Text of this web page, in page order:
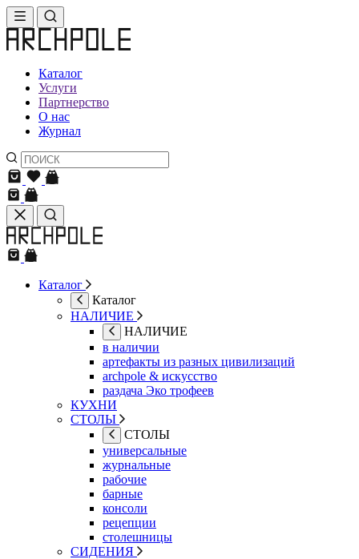
Каталог
Услуги
Партнерство
О нас
Журнал
Каталог
Каталог
НАЛИЧИЕ
НАЛИЧИЕ
в наличии
артефакты из разных цивилизаций
archpole & искусство
раздача Эко трофеев
КУХНИ
СТОЛЫ
СТОЛЫ
универсальные
журнальные
рабочие
барные
консоли
рецепции
столешницы
СИДЕНИЯ